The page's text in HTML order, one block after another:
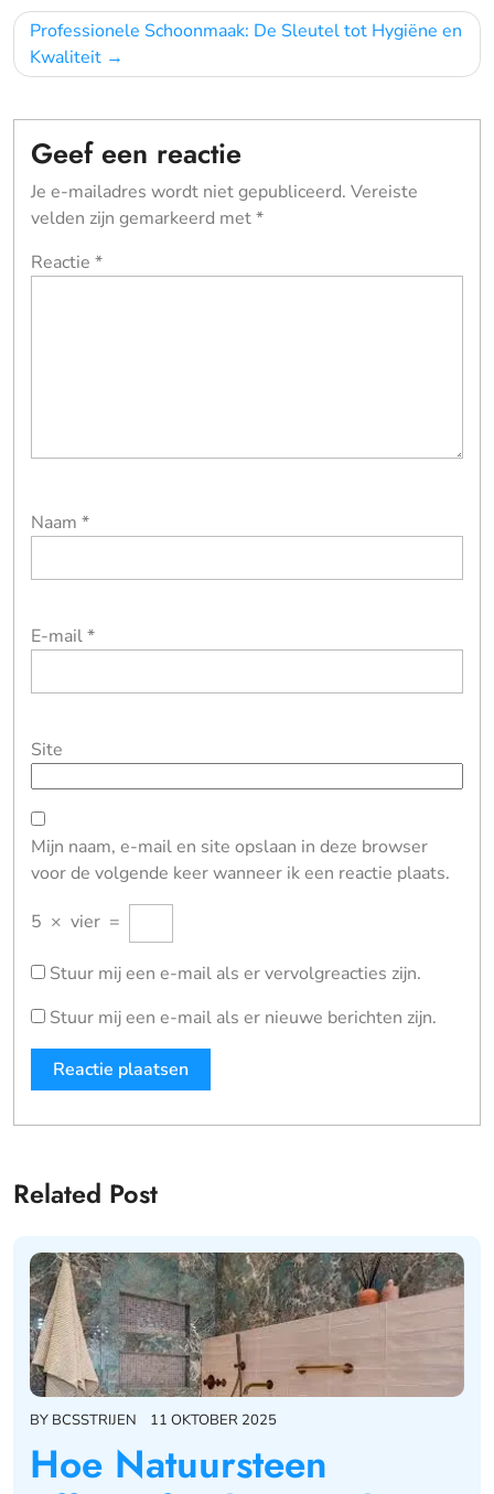
Professionele Schoonmaak: De Sleutel tot Hygiëne en
Kwaliteit
Geef een reactie
Je e-mailadres wordt niet gepubliceerd. Vereiste
velden zijn gemarkeerd met*
Reactie *
Naam *
E-mail*
Site
Mijn naam, e-mail en site opslaan in deze browser
voor de volgende keer wanneer ik een reactie plaats.
5 × vier =
Stuur mij een e-mail als er vervolgreacties zijn.
Stuur mij een e-mail als er nieuwe berichten zijn.
Related Post
BY BCSSTRIJEN 11 OKTOBER 2025
Hoe Natuursteen